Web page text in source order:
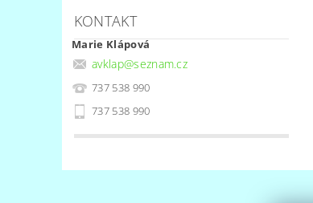
KONTAKT
Marie Klápová
avklap@seznam.cz
737 538 990
737 538 990